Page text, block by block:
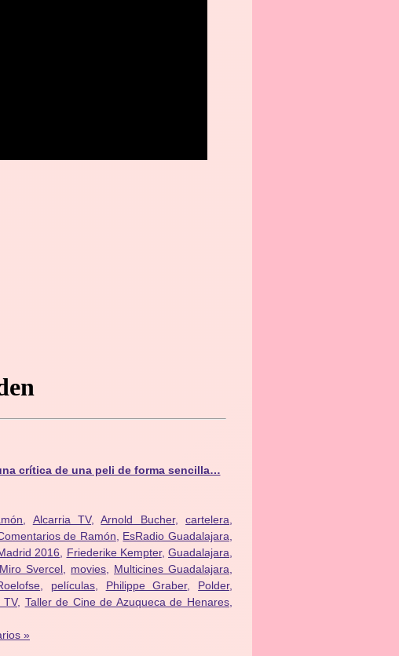
crítica de una peli de forma sencilla…
Alcarria TV,Arnold Bucher,cartelera
de Ramón EsRadio Guadalajara
2016 Friederike Kempter, Guadalajara
Miro Svercel movies Multicines Guadalajara
películas, Philippe Graber, Polder,
TV, Taller de Cine de Azuqueca de Henares
»